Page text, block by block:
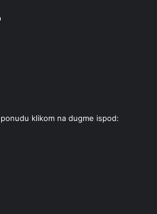
klikom na dugme ispod: